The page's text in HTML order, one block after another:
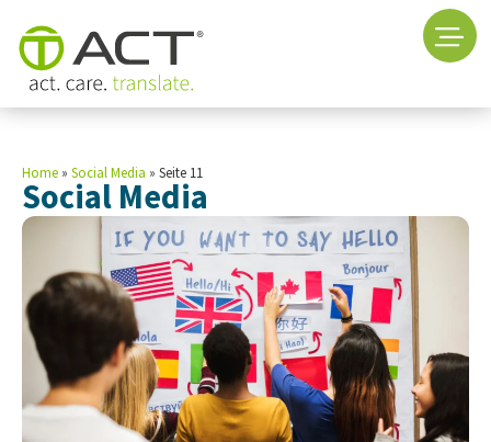
Home » Social Media » Seite 11
Social Media